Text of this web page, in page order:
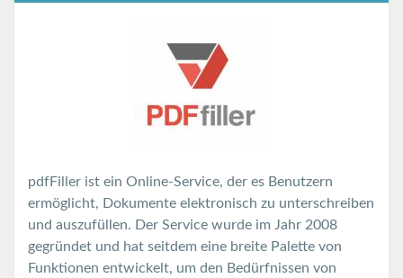
pdfFiller ist ein Online-Service, der es Benutzern
ermöglicht, Dokumente elektronisch zu unterschreiben
und auszufüllen. Der Service wurde im Jahr 2008
gegründet und hat seitdem eine breite Palette von
Funktionen entwickelt, um den Bedürfnissen von